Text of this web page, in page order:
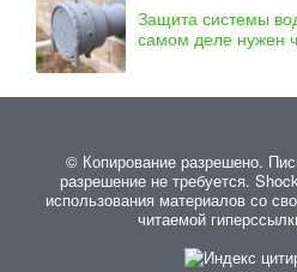
Защита системы
самом деле нужен
© Копирование разрешено.
разрешение не требуется.
использования материалов со
читаемой